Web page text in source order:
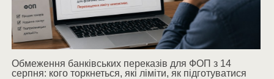
Обмеження банківських переказів для ФОП з 14
серпня: кого торкнеться, які ліміти, як підготуватися